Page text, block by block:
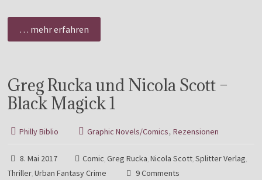
… mehr erfahren
Greg Rucka und Nicola Scott –
Black Magick 1
Philly Biblio Graphic Novels/Comics,Rezensionen
8. Mai 2017 Comic,Greg Rucka,Nicola Scott,Splitter Verlag,
Thriller,Urban Fantasy Crime 9 Comments